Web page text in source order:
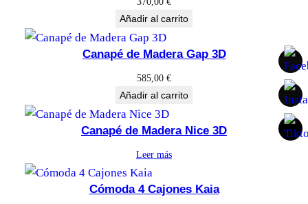
Añadir al carrito
Canapé de Madera Gap 3D
585,00 €
Añadir al carrito
Canapé de Madera Nice 3D
Leer más
Cómoda 4 Cajones Kaia